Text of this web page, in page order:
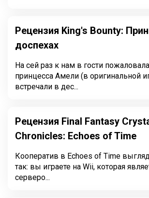
Рецензия King's Bounty:
доспехах
На сей раз к нам в гости
принцесса Амели (в оригинальной
встречали в дес...
Рецензия Final Fantasy
Chronicles: Echoes of Time
Кооператив в Echoes of Time
так: вы играете на Wii, которая
серверо...